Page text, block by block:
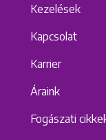
Kezelések
Kapcsolat
Karrier
Áraink
Fogászati